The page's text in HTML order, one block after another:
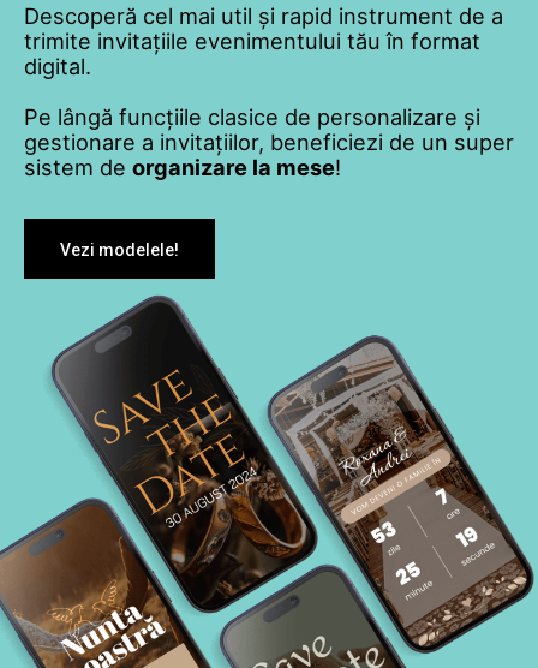
Descoperă cel mai util și rapid instrument de a
trimite invitațiile evenimentului tău în format
digital.
Pe lângă funcțiile clasice de personalizare și
gestionare a invitațiilor, beneficiezi de un super
sistem de organizare la mese!
Vezi modelele!